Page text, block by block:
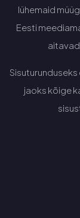
lühemaid
Eesti
aitavad
jaoks kõige